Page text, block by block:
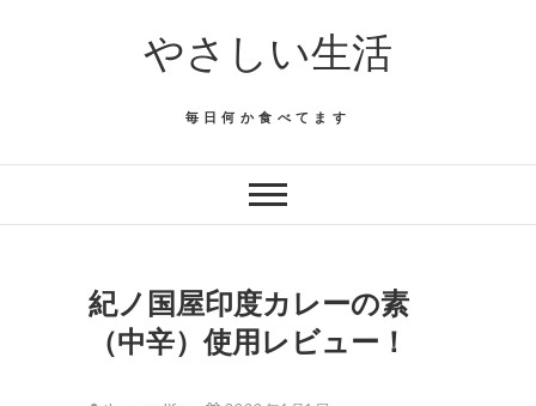
やさしい生活
毎日何か食べてます
紀ノ国屋印度カレーの素
（中辛）使用レビュー！